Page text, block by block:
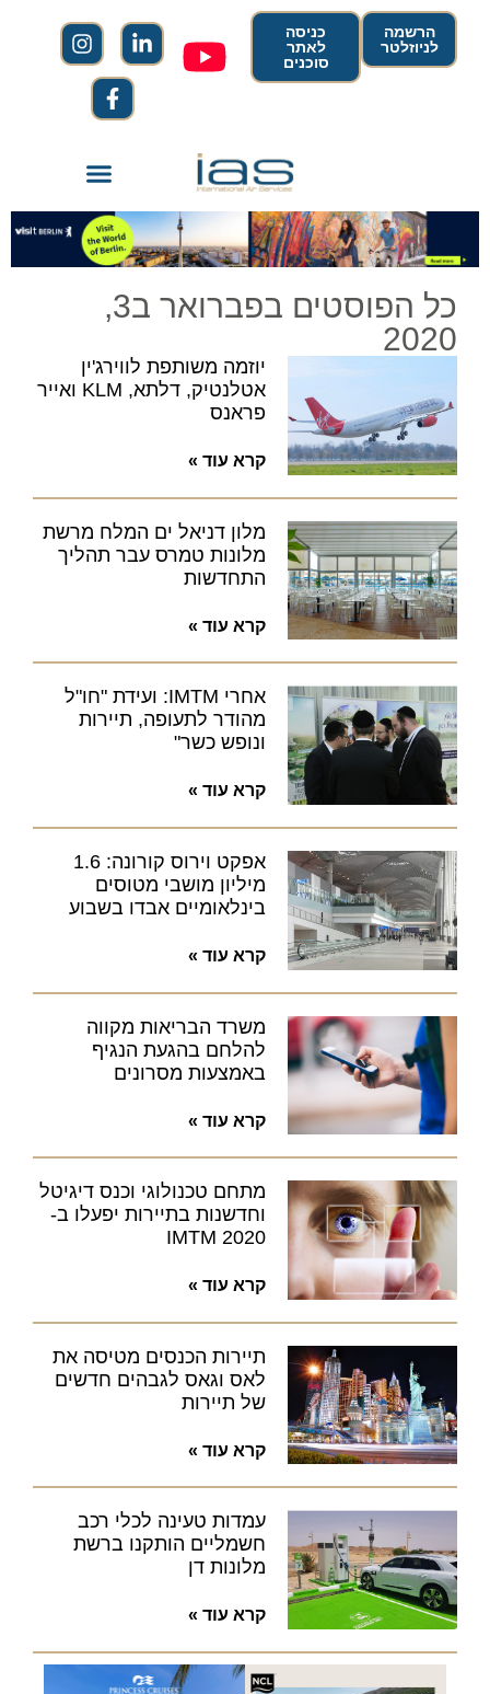
הרשמה
לניוזלטר
כניסה
לאתר
סוכנים
כל הפוסטים בפברואר ב3,
2020
יוזמה משותפת לווירג'ין
אטלנטיק, דלתא, KLM ואייר
פראנס
קרא עוד »
מלון דניאל ים המלח מרשת
מלונות טמרס עבר תהליך
התחדשות
קרא עוד »
אחרי IMTM: ועידת "חו"ל
מהודר לתעופה, תיירות
ונופש כשר"
קרא עוד »
אפקט וירוס קורונה: 1.6
מיליון מושבי מטוסים
בינלאומיים אבדו בשבוע
קרא עוד »
משרד הבריאות מקווה
להלחם בהגעת הנגיף
באמצעות מסרונים
קרא עוד »
מתחם טכנולוגי וכנס דיגיטל
וחדשנות בתיירות יפעלו ב-
IMTM 2020
קרא עוד »
תיירות הכנסים מטיסה את
לאס וגאס לגבהים חדשים
של תיירות
קרא עוד »
עמדות טעינה לכלי רכב
חשמליים הותקנו ברשת
מלונות דן
קרא עוד »